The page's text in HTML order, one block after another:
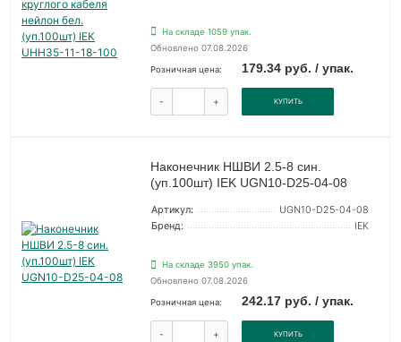
На складе 1059 упак.
Обновлено 07.08.2026
Розничная цена: 179.34 руб. / упак.
- + КУПИТЬ
Наконечник НШВИ 2.5-8 син.
(уп.100шт) IEK UGN10-D25-04-08
Артикул:
UGN10-D25-04-08
Бренд:
IEK
На складе 3950 упак.
Обновлено 07.08.2026
Розничная цена: 242.17 руб. / упак.
- + КУПИТЬ